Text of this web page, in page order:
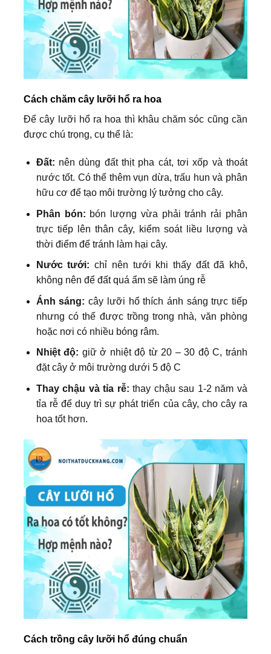
Cách chăm cây lưỡi hổ ra hoa
Để cây lưỡi hổ ra hoa thì khâu chăm sóc cũng cần
được chú trọng, cụ thể là:
Đất: nên dùng đất thịt pha cát, tơi xốp và thoát
nước tốt. Có thể thêm vụn dừa, trấu hun và phân
hữu cơ để tạo môi trường lý tưởng cho cây.
Phân bón: bón lượng vừa phải tránh rải phân
trực tiếp lên thân cây, kiểm soát liều lượng và
thời điểm để tránh làm hại cây.
Nước tưới: chỉ nên tưới khi thấy đất đã khô,
không nên để đất quá ẩm sẽ làm úng rễ
Ánh sáng: cây lưỡi hổ thích ánh sáng trực tiếp
nhưng có thể được trồng trong nhà, văn phòng
hoặc nơi có nhiều bóng râm.
Nhiệt độ: giữ ở nhiệt độ từ 20 – 30 độ C, tránh
đặt cây ở môi trường dưới 5 độ C
Thay chậu và tỉa rễ: thay chậu sau 1-2 năm và
tỉa rễ để duy trì sự phát triển của cây, cho cây ra
hoa tốt hơn.
Cách trồng cây lưỡi hổ đúng chuẩn